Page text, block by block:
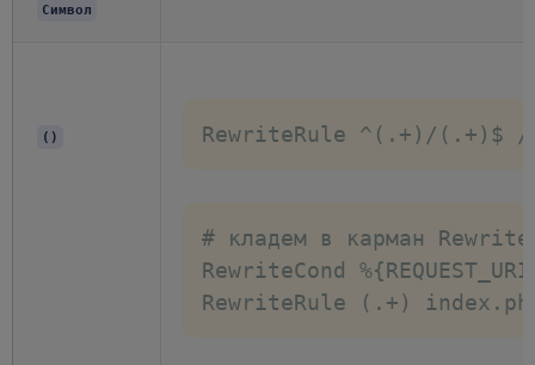
Символ
() RewriteRule ^(.+)/(.+)$ /
# кладем в карман
RewriteCond
RewriteRule (.+)